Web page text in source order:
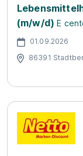
(m/w/d) E
01.09.2026
86391